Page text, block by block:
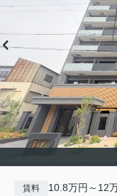
賃料 10.8万円～12